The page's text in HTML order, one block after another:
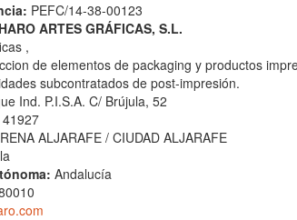
PEFC/14-38-00123
ARTES GRÁFICAS, S.L.
,
de elementos de packaging y productos
subcontratados de post-impresión.
Ind. P.I.S.A. C/ Brújula, 52
41927
ALJARAFE / CIUDAD ALJARAFE
Andalucía